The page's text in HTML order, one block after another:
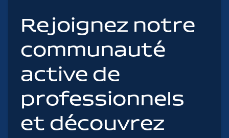
Rejoignez notre
communauté
active de
professionnels
et découvrez